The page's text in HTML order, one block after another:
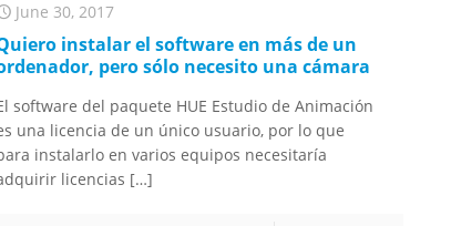
June 30, 2017
instalar el software en más de un
pero sólo necesito una cámara
software del paquete HUE Estudio de Animación
una licencia de un único usuario, por lo que
instalarlo en varios equipos necesitaría
licencias […]